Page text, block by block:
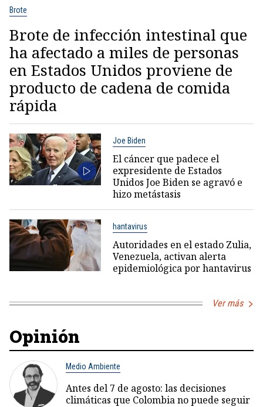
Brote
Brote de infección intestinal que
ha afectado a miles de personas
en Estados Unidos proviene de
producto de cadena de comida
rápida
Joe Biden
El cáncer que padece el
expresidente de Estados
Unidos Joe Biden se agravó e
hizo metástasis
hantavirus
Autoridades en el estado Zulia,
Venezuela, activan alerta
epidemiológica por hantavirus
Ver más
Opinión
Medio Ambiente
Antes del 7 de agosto: las decisiones
climáticas que Colombia no puede seguir